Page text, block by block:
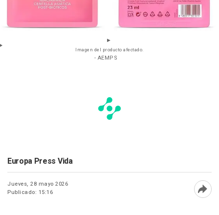
Imagen del producto afectado.
- AEMPS
Europa Press Vida
Jueves, 28 mayo 2026
Publicado: 15:16